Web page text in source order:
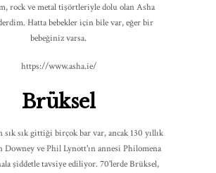
rock ve metal tişörtleriyle dolu olan Asha
Hatta bebekler için bile var, eğer bir
bebeğiniz varsa.
https://www.asha.ie/
Brüksel
sık gittiği birçok bar var, ancak 130 yıllık
Downey ve Phil Lynott'ın annesi Philomena
şiddetle tavsiye ediliyor. 70'lerde Brüksel,